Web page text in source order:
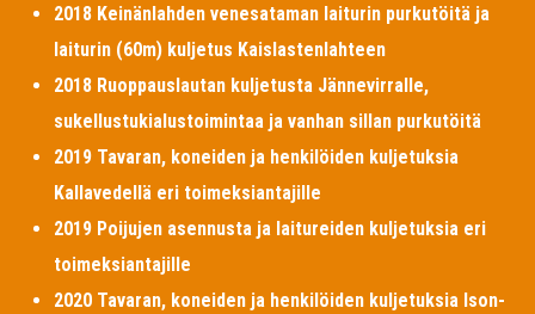
2018 Keinänlahden venesataman laiturin purkutöitä ja
laiturin (60m) kuljetus Kaislastenlahteen
2018 Ruoppauslautan kuljetusta Jännevirralle,
sukellustukialustoimintaa ja vanhan sillan purkutöitä
2019 Tavaran, koneiden ja henkilöiden kuljetuksia
Kallavedellä eri toimeksiantajille
2019 Poijujen asennusta ja laitureiden kuljetuksia eri
toimeksiantajille
2020 Tavaran, koneiden ja henkilöiden kuljetuksia Ison-